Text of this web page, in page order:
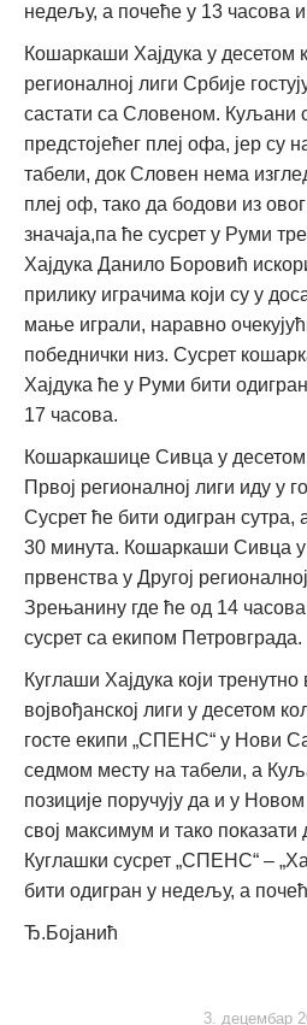
недељу, а почеће у 13 часова
Кошаркаши Хајдука у десетом
регионалној лиги Србије
састати са Словеном. Куљани
предстојећег плеј офа, јер су
табели, док Словен нема
плеј оф, тако да бодови из
значаја,па ће сусрет у Руми
Хајдука Данило Боровић
прилику играчима који су у
мање играли, наравно
победнички низ. Сусрет
Хајдука ће у Руми бити
17 часова.
Кошаркашице Сивца у десетом
Првој регионалној лиги иду у
Сусрет ће бити одигран сутра,
30 минута. Кошаркаши Сивца у
првенства у Другој
Зрењанину где ће од 14
сусрет са екипом Петровграда.
Куглаши Хајдука који
војвођанској лиги у десетом
госте екипи „СПЕНС“ у Нови
седмом месту на табели, а
позиције поручују да и у
свој максимум и тако показати
Куглашки сусрет „СПЕНС“ –
бити одигран у недељу, а
Ђ.Бојанић
3. децембар